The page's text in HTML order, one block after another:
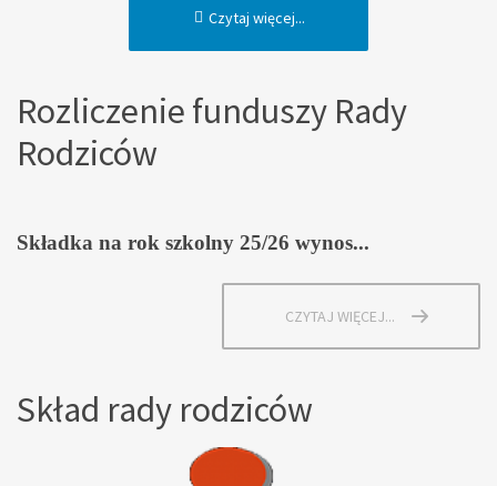
Czytaj więcej...
Rozliczenie funduszy Rady
Rodziców
Składka na rok szkolny 25/26 wynos...
CZYTAJ WIĘCEJ...
Skład rady rodziców